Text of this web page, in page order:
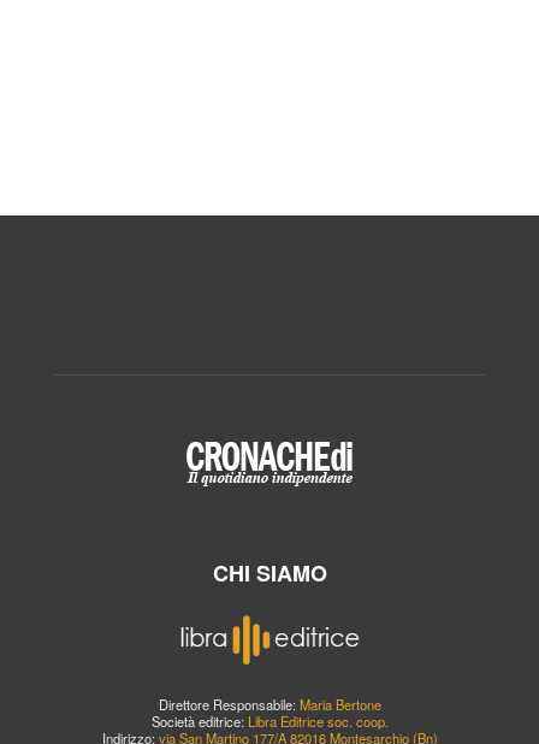
CHI SIAMO
Direttore Responsabile: Maria Bertone
Società editrice: Libra Editrice soc. coop.
Indirizzo: via San Martino 177/A 82016 Montesarchio (Bn)